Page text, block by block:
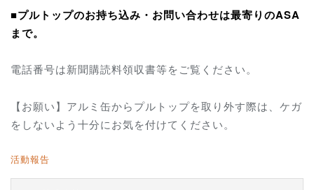
■プルトップのお持ち込み・お問い合わせは最寄りのASA
まで。
電話番号は新聞購読料領収書等をご覧ください。
【お願い】アルミ缶からプルトップを取り外す際は、ケガ
をしないよう十分にお気を付けてください。
活動報告